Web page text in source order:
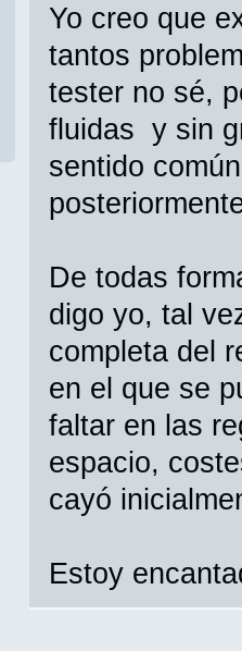
Yo creo que
tantos
tester no sé,
fluidas y sin
sentido
De todas
digo yo, tal
completa del
en el que se
faltar en las
espacio,
cayó
Estoy